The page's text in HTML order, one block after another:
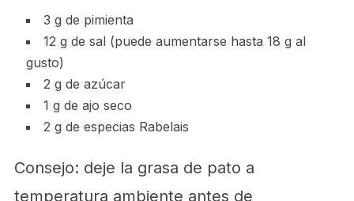
3 g de pimienta
12 g de sal (puede aumentarse hasta 18 g al
gusto)
2 g de azúcar
1 g de ajo seco
2 g de especias Rabelais
Consejo: deje la grasa de pato a
temperatura ambiente antes de